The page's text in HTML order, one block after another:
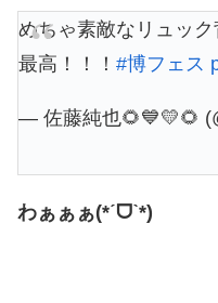
めちゃ素敵なリュック
最高！！！ #博フェス
— 佐藤純也🌻💙💛🌻
わぁぁぁ(*ˊᗜˋ*)